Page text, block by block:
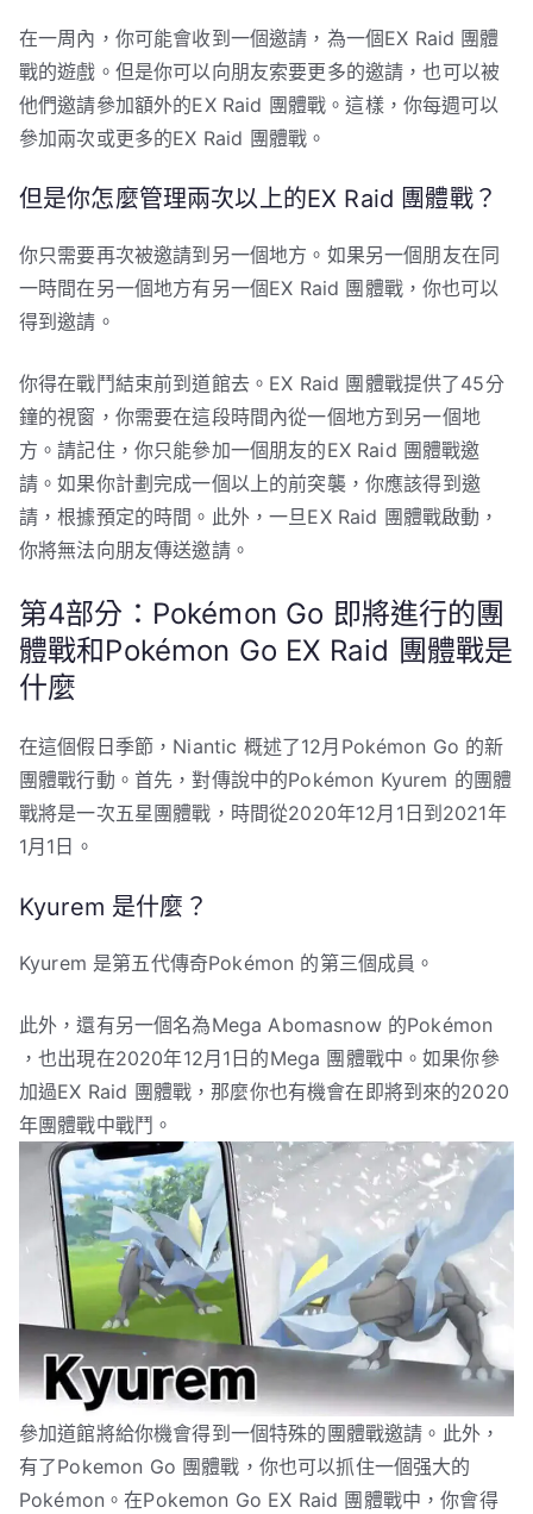
在一周內，你可能會收到一個邀請，為一個EX Raid 團體
戰的遊戲。但是你可以向朋友索要更多的邀請，也可以被
他們邀請參加額外的EX Raid 團體戰。這樣，你每週可以
參加兩次或更多的EX Raid 團體戰。
但是你怎麼管理兩次以上的EX Raid 團體戰？
你只需要再次被邀請到另一個地方。如果另一個朋友在同
一時間在另一個地方有另一個EX Raid 團體戰，你也可以
得到邀請。
你得在戰鬥結束前到道館去。EX Raid 團體戰提供了45分
鐘的視窗，你需要在這段時間內從一個地方到另一個地
方。請記住，你只能參加一個朋友的EX Raid 團體戰邀
請。如果你計劃完成一個以上的前突襲，你應該得到邀
請，根據預定的時間。此外，一旦EX Raid 團體戰啟動，
你將無法向朋友傳送邀請。
第4部分：Pokémon Go 即將進行的團
體戰和Pokémon Go EX Raid 團體戰是
什麼
在這個假日季節，Niantic 概述了12月Pokémon Go 的新
團體戰行動。首先，對傳說中的Pokémon Kyurem 的團體
戰將是一次五星團體戰，時間從2020年12月1日到2021年
1月1日。
Kyurem 是什麼？
Kyurem 是第五代傳奇Pokémon 的第三個成員。
此外，還有另一個名為Mega Abomasnow 的Pokémon
，也出現在2020年12月1日的Mega 團體戰中。如果你參
加過EX Raid 團體戰，那麼你也有機會在即將到來的2020
年團體戰中戰鬥。
參加道館將給你機會得到一個特殊的團體戰邀請。此外，
有了Pokemon Go 團體戰，你也可以抓住一個强大的
Pokémon。在Pokemon Go EX Raid 團體戰中，你會得